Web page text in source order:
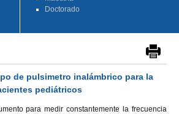
Doctorado
de pulsimetro inalámbrico para la
pediátricos
para medir constantemente la frecuencia